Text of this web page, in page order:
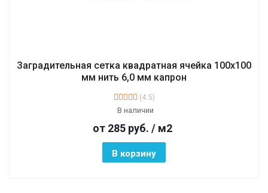
Заградительная сетка квадратная ячейка 100х100
мм нить 6,0 мм капрон
(4.5)
В наличии
от 285 руб. / м2
В корзину